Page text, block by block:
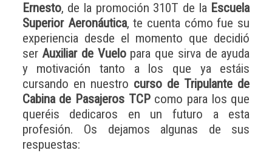
Ernesto, de la promoción 310T de la Escuela
Superior Aeronáutica, te cuenta cómo fue su
experiencia desde el momento que decidió
ser Auxiliar de Vuelopara que sirva de ayuda
y motivación tanto a los que ya estáis
cursando en nuestro curso de Tripulante de
Cabina de Pasajeros TCPcomo para los que
queréis dedicaros en un futuro a esta
profesión. Os dejamos algunas de sus
respuestas: